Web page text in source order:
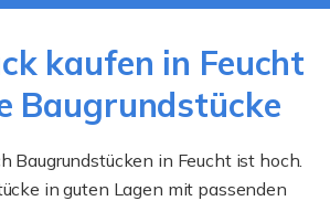
kaufen in Feucht
Baugrundstücke
Baugrundstücken in Feucht ist hoch.
in guten Lagen mit passenden